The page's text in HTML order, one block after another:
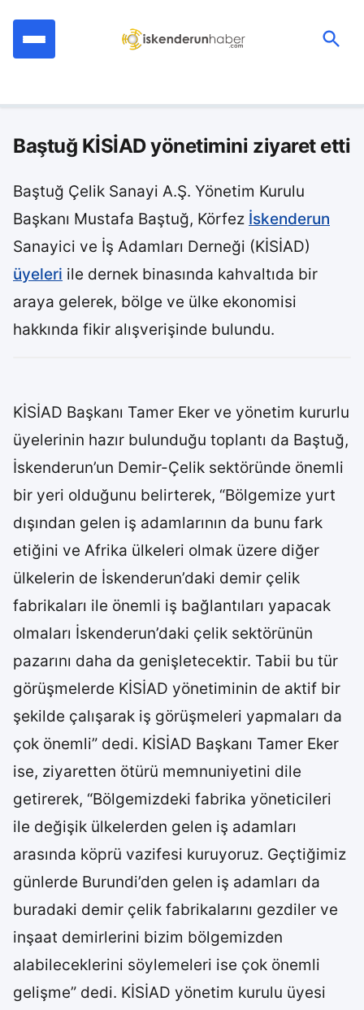
Baştuğ KİSİAD yönetimini ziyaret etti
Baştuğ Çelik Sanayi A.Ş. Yönetim Kurulu
Başkanı Mustafa Baştuğ, Körfez İskenderun
Sanayici ve İş Adamları Derneği (KİSİAD)
üyeleri ile dernek binasında kahvaltıda bir
araya gelerek, bölge ve ülke ekonomisi
hakkında fikir alışverişinde bulundu.
KİSİAD Başkanı Tamer Eker ve yönetim kururlu
üyelerinin hazır bulunduğu toplantı da Baştuğ,
İskenderun’un Demir-Çelik sektöründe önemli
bir yeri olduğunu belirterek, “Bölgemize yurt
dışından gelen iş adamlarının da bunu fark
etiğini ve Afrika ülkeleri olmak üzere diğer
ülkelerin de İskenderun’daki demir çelik
fabrikaları ile önemli iş bağlantıları yapacak
olmaları İskenderun’daki çelik sektörünün
pazarını daha da genişletecektir. Tabii bu tür
görüşmelerde KİSİAD yönetiminin de aktif bir
şekilde çalışarak iş görüşmeleri yapmaları da
çok önemli” dedi. KİSİAD Başkanı Tamer Eker
ise, ziyaretten ötürü memnuniyetini dile
getirerek, “Bölgemizdeki fabrika yöneticileri
ile değişik ülkelerden gelen iş adamları
arasında köprü vazifesi kuruyoruz. Geçtiğimiz
günlerde Burundi’den gelen iş adamları da
buradaki demir çelik fabrikalarını gezdiler ve
inşaat demirlerini bizim bölgemizden
alabileceklerini söylemeleri ise çok önemli
gelişme” dedi. KİSİAD yönetim kurulu üyesi